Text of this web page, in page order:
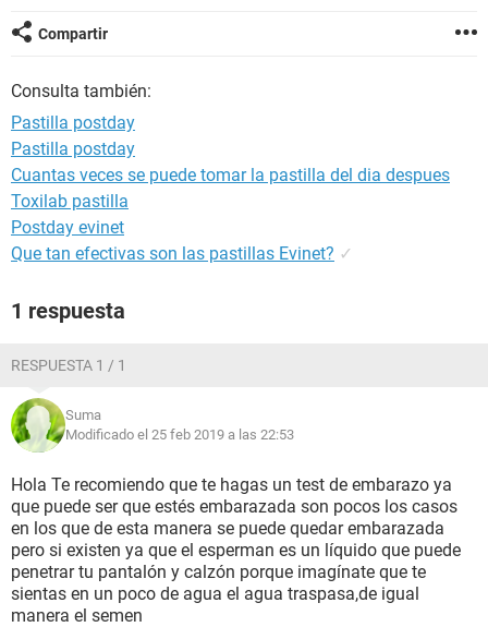
Compartir
Consulta también:
Pastilla postday
Pastilla postday
Cuantas veces se puede tomar la pastilla del dia despues
Toxilab pastilla
Postday evinet
Que tan efectivas son las pastillas Evinet? ✓
1 respuesta
RESPUESTA 1 / 1
Suma
Modificado el 25 feb 2019 a las 22:53
Hola Te recomiendo que te hagas un test de embarazo ya
que puede ser que estés embarazada son pocos los casos
en los que de esta manera se puede quedar embarazada
pero si existen ya que el esperman es un líquido que puede
penetrar tu pantalón y calzón porque imagínate que te
sientas en un poco de agua el agua traspasa,de igual
manera el semen